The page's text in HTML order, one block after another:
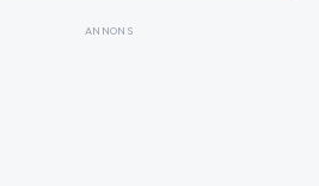
ANNONS